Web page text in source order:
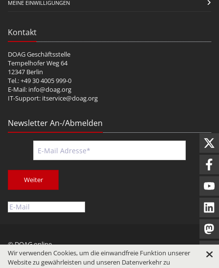
MEINE EINWILLIGUNGEN
Kontakt
DOAG Geschäftsstelle
Tempelhofer Weg 64
12347 Berlin
Tel.: +49 30 4005 999-0
E-Mail: info@doag.org
IT-Support: itservice@doag.org
Newsletter An-/Abmelden
Weiter
© DOAG online
Impressum
Datenschutz Nutzungsbedingungen
Wir verwenden Cookies, um die einwandfreie Funktion unserer
Website zu gewährleisten und unseren Datenverkehr zu